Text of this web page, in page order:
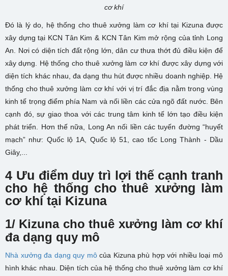
cơ khí
Đó là lý do, hệ thống cho thuê xưởng làm cơ khí tại Kizuna được
xây dựng tại KCN Tân Kim & KCN Tân Kim mở rộng của tỉnh Long
An. Nơi có diện tích đất rộng lớn, dân cư thưa thớt đủ điều kiện để
xây dựng. Hệ thống cho thuê xưởng làm cơ khí được xây dựng với
diện tích khác nhau, đa dạng thu hút được nhiều doanh nghiệp. Hệ
thống cho thuê xưởng làm cơ khí với vị trí đắc địa nằm trong vùng
kinh tế trọng điểm phía Nam và nối liền các cửa ngõ đất nước. Bên
cạnh đó, sự giao thoa với các trung tâm kinh tế lớn tạo điều kiện
phát triển. Hơn thế nữa, Long An nối liền các tuyến đường “huyết
mạch” như: Quốc lộ 1A, Quốc lộ 51, cao tốc Long Thành - Dầu
Giây,...
4 Ưu điểm duy trì lợi thế cạnh tranh
cho hệ thống cho thuê xưởng làm
cơ khí tại Kizuna
1/ Kizuna cho thuê xưởng làm cơ khí
đa dạng quy mô
Nhà xưởng đa dạng quy môcủa Kizuna phù hợp với nhiều loại mô
hình khác nhau. Diện tích của hệ thống cho thuê xưởng làm cơ khí